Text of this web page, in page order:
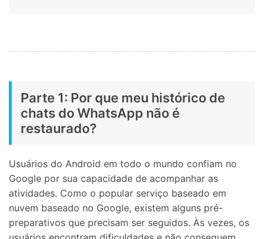
Parte 1: Por que meu histórico de
chats do WhatsApp não é
restaurado?
Usuários do Android em todo o mundo confiam no
Google por sua capacidade de acompanhar as
atividades. Como o popular serviço baseado em
nuvem baseado no Google, existem alguns pré-
preparativos que precisam ser seguidos. Às vezes, os